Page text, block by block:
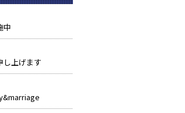
中
し上げます